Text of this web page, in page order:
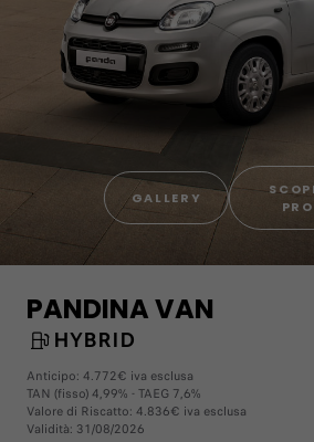
GALLERY
PANDINA VAN
HYBRID
Anticipo: 4.772€ iva esclusa
TAN (fisso) 4,99% - TAEG 7,6%
Valore di Riscatto: 4.836€ iva esclusa
Validità: 31/08/2026